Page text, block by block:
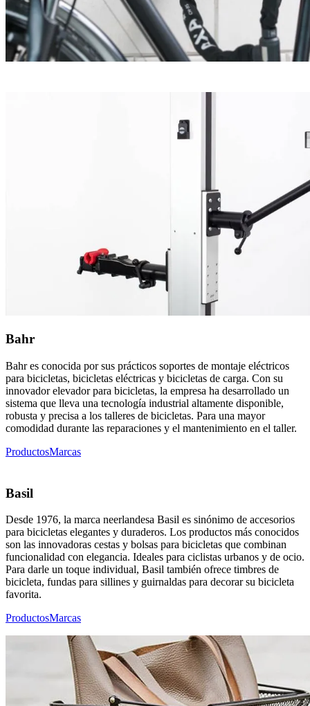
Bahr
Bahr es conocida por sus prácticos soportes de montaje eléctricos
para bicicletas, bicicletas eléctricas y bicicletas de carga. Con su
innovador elevador para bicicletas, la empresa ha desarrollado un
sistema que lleva una tecnología industrial altamente disponible,
robusta y precisa a los talleres de bicicletas. Para una mayor
comodidad durante las reparaciones y el mantenimiento en el taller.
ProductosMarcas
Basil
Desde 1976, la marca neerlandesa Basil es sinónimo de accesorios
para bicicletas elegantes y duraderos. Los productos más conocidos
son las innovadoras cestas y bolsas para bicicletas que combinan
funcionalidad con elegancia. Ideales para ciclistas urbanos y de ocio.
Para darle un toque individual, Basil también ofrece timbres de
bicicleta, fundas para sillines y guirnaldas para decorar su bicicleta
favorita.
ProductosMarcas